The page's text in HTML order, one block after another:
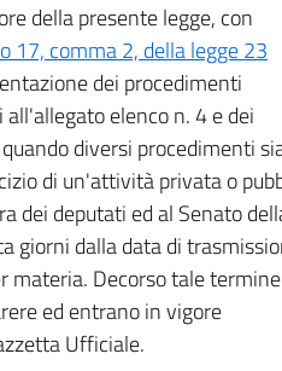
della presente legge, con
17, comma 2, della legge 23
dei procedimenti
elenco n. 4 e dei
diversi procedimenti
di un'attività privata o
dei deputati ed al Senato
giorni dalla data di
materia. Decorso tale
ed entrano in vigore
Ufficiale.